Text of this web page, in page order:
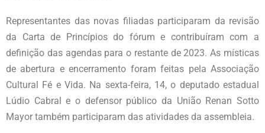
Representantes das novas filiadas participaram da revisão
da Carta de Princípios do fórum e contribuíram com a
definição das agendas para o restante de 2023. As místicas
de abertura e encerramento foram feitas pela Associação
Cultural Fé e Vida. Na sexta-feira, 14, o deputado estadual
Lúdio Cabral e o defensor público da União Renan Sotto
Mayor também participaram das atividades da assembleia.